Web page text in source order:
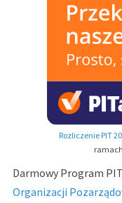
Rozliczenie PIT
ramach
Darmowy Program
Organizacji